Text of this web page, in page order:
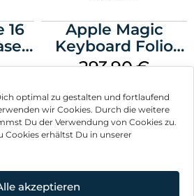
optimal zu gestalten und fortlaufend
wir Cookies. Durch die weitere
Du der Verwendung von Cookies zu.
Cookies erhältst Du in unserer
akzeptieren
16
Apple Magic
Keyboard Folio
iPad 10.9″ (10.Gen.)
293,90€